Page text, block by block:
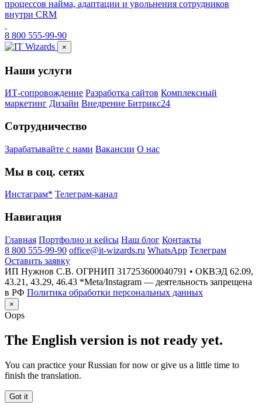
процессов найма, адаптации и увольнения сотрудников
внутри CRM
8 800 555-99-90
×
Наши услуги
ИТ-сопровождение Разработка сайтов Комплексный
маркетинг Дизайн Внедрение Битрикс24
Сотрудничество
Зарабатывайте с нами Вакансии О нас
Мы в соц. сетях
Инстаграм* Телеграм-канал
Навигация
Главная Портфолио и кейсы Наш блог Контакты
8 800 555-99-90 office@it-wizards.ru WhatsApp Телеграм
Оставить заявку
ИП Нужнов С.В. ОГРНИП 317253600040791 • ОКВЭД 62.09,
43.21, 43.29, 46.43 *Meta/Instagram — деятельность запрещена
в РФ Политика обработки персональных данных
×
Oops
The English version is not ready yet.
You can practice your Russian for now or give us a little time to
finish the translation.
Got it